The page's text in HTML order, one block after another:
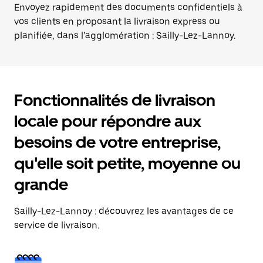
Envoyez rapidement des documents confidentiels à
vos clients en proposant la livraison express ou
planifiée, dans l’agglomération : Sailly-Lez-Lannoy.
Fonctionnalités de livraison
locale pour répondre aux
besoins de votre entreprise,
qu'elle soit petite, moyenne ou
grande
Sailly-Lez-Lannoy : découvrez les avantages de ce
service de livraison.